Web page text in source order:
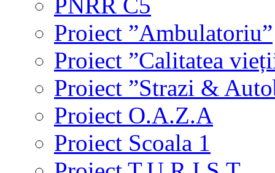
Proiect ”Ambulatoriu”
Proiect ”Calitatea
Proiect ”Strazi &
Proiect O.A.Z.A
Proiect Scoala 1